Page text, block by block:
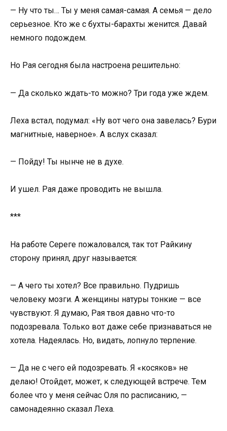
— Ну что ты… Ты у меня самая-самая. А семья — дело
серьезное. Кто же с бухты-барахты женится. Давай
немного подождем.
Но Рая сегодня была настроена решительно:
— Да сколько ждать-то можно? Три года уже ждем.
Леха встал, подумал: «Ну вот чего она завелась? Бури
магнитные, наверное». А вслух сказал:
— Пойду! Ты нынче не в духе.
И ушел. Рая даже проводить не вышла.
***
На работе Сереге пожаловался, так тот Райкину
сторону принял, друг называется:
— А чего ты хотел? Все правильно. Пудришь
человеку мозги. А женщины натуры тонкие — все
чувствуют. Я думаю, Рая твоя давно что-то
подозревала. Только вот даже себе признаваться не
хотела. Надеялась. Но, видать, лопнуло терпение.
— Да не с чего ей подозревать. Я «косяков» не
делаю! Отойдет, может, к следующей встрече. Тем
более что у меня сейчас Оля по расписанию, —
самонадеянно сказал Леха.